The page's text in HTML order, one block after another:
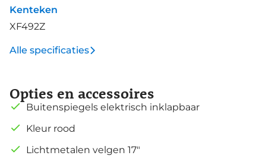
Kenteken
XF492Z
Alle specificaties
Opties en accessoires
Buitenspiegels elektrisch inklapbaar
Kleur rood
Lichtmetalen velgen 17"